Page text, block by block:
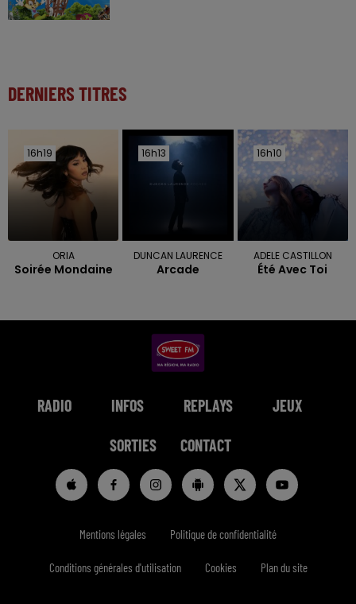
DERNIERS TITRES
16h19
16h19
ORIA
Soirée Mondaine
16h13
16h13
DUNCAN LAURENCE
Arcade
16h10
16h10
ADELE CASTILLON
Été Avec Toi
RADIO INFOS REPLAYS JEUX
SORTIES CONTACT
Mentions légales Politique de confidentialité
Conditions générales d'utilisation Cookies Plan du site